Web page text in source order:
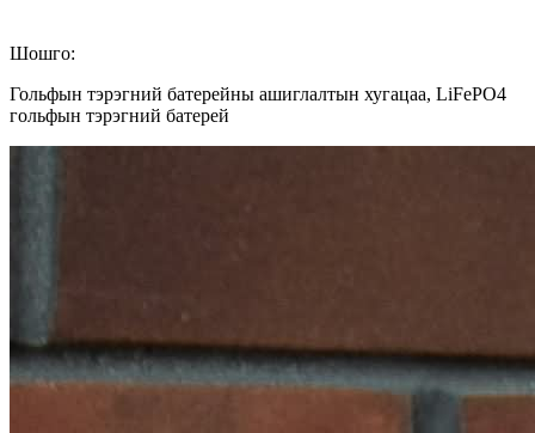
Шошго:
Гольфын тэрэгний батерейны ашиглалтын хугацаа, LiFePO4
гольфын тэрэгний батерей